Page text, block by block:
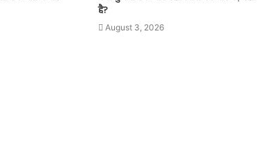
है?
August 3, 2026